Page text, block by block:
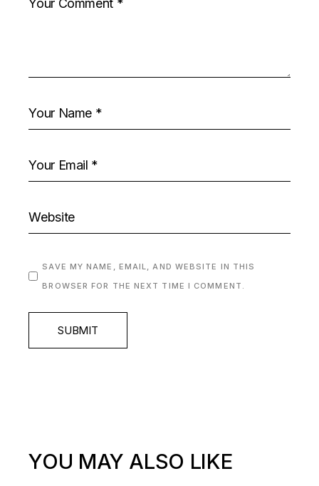
SAVE MY NAME, EMAIL, AND WEBSITE IN THIS
BROWSER FOR THE NEXT TIME I COMMENT.
SUBMIT
YOU MAY ALSO LIKE